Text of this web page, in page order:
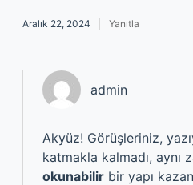
Aralık 22, 2024 Yanıtla
admin
Akyüz! Görüşleriniz,
katmakla kalmadı, aynı
okunabilir bir yapı